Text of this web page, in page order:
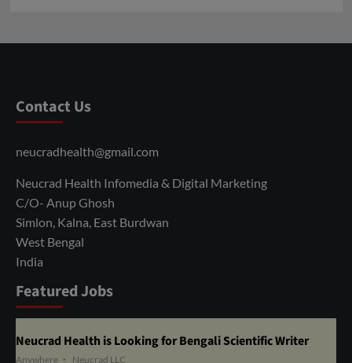
Contact Us
neucradhealth@gmail.com
Neucrad Health Infomedia & Digital Marketing
C/O- Anup Ghosh
Simlon, Kalna, East Burdwan
West Bengal
India
Featured Jobs
Neucrad Health is Looking for Bengali Scientific Writer
Anywhere Neucrad LLC